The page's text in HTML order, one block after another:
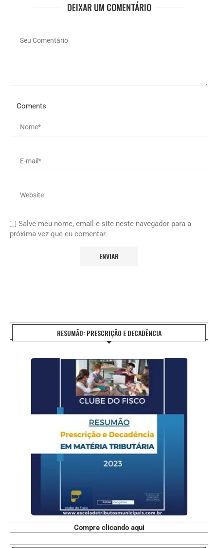
DEIXAR UM COMENTÁRIO
Coments
Salve meu nome, email e site neste navegador para a
próxima vez que eu comentar.
RESUMÃO: PRESCRIÇÃO E DECADÊNCIA
Compre clicando aqui